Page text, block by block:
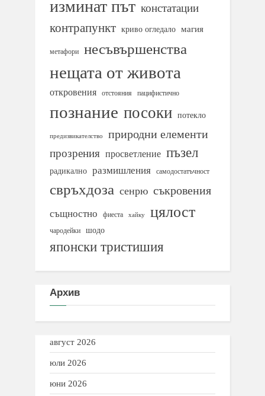
изминат път констатации
контрапункт криво огледало магия
метафори несъвършенства
нещата от живота
откровения отстояния пацифистично
познание посоки потекло
предизвикателство природни елементи
прозрения просветление пъзел
радикално размишления самодостатъчност
свръхдоза сенрю съкровения
същностно фиеста хайку цялост
чародейки шодо
японски тристишия
Архив
август 2026
юли 2026
юни 2026